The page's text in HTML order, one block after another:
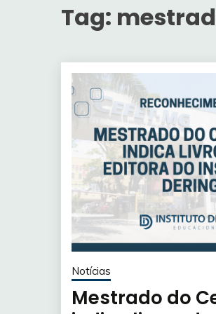
Tag:
Notícias
Mestrado do